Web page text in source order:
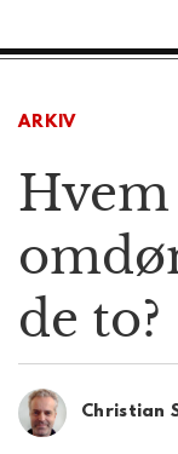
ARKIV
de to?
Christian